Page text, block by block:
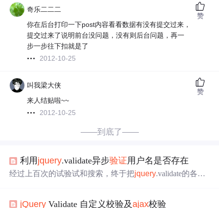
奇乐二二二
你在后台打印一下post内容看看数据有没有提交过来，
提交过来了说明前台没问题，没有则后台问题，再一
步一步往下扣就是了
2012-10-25
赞
叫我梁大侠
来人结贴啦~~
2012-10-25
赞
——到底了——
利用 jquery.validate异步验证用户名是否存在
经过上百次的试验试和搜索，终于把jquery.validate的各种
得学习起来比较难，下面发布一下我个人的用法： HTML
jQuery Validate 自定义校验及ajax校验